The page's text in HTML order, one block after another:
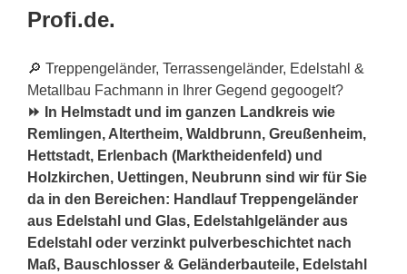
Profi.de.
🔎 Treppengeländer, Terrassengeländer, Edelstahl &
Metallbau Fachmann in Ihrer Gegend gegoogelt?
⏩ In Helmstadt und im ganzen Landkreis wie
Remlingen, Altertheim, Waldbrunn, Greußenheim,
Hettstadt, Erlenbach (Marktheidenfeld) und
Holzkirchen, Uettingen, Neubrunn sind wir für Sie
da in den Bereichen: Handlauf Treppengeländer
aus Edelstahl und Glas, Edelstahlgeländer aus
Edelstahl oder verzinkt pulverbeschichtet nach
Maß, Bauschlosser & Geländerbauteile, Edelstahl